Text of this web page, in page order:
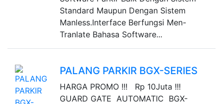
Standard Maupun Dengan Sistem
Manless.Interface Berfungsi Men-
Tranlate Bahasa Software...
PALANG PARKIR BGX-SERIES
HARGA PROMO !!! Rp 10Juta !!!
GUARD GATE AUTOMATIC BGX-